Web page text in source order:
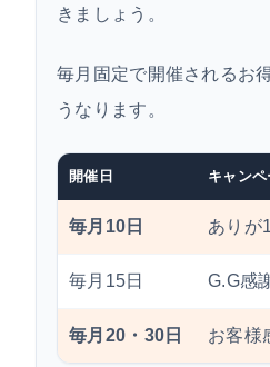
きましょう。
毎月固定で開催されるお
うなります。
開催日 キャンペ
毎月10日 ありが
毎月15日 G.G感
毎月20・30日 お客様